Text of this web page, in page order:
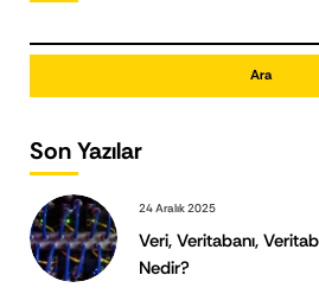
Ara
Son Yazılar
24 Aralık 2025
Veri, Veritabanı,
Nedir?